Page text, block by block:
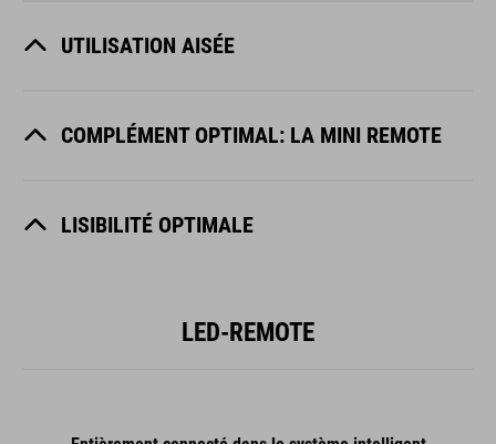
UTILISATION AISÉE
COMPLÉMENT OPTIMAL: LA MINI REMOTE
LISIBILITÉ OPTIMALE
LED-REMOTE